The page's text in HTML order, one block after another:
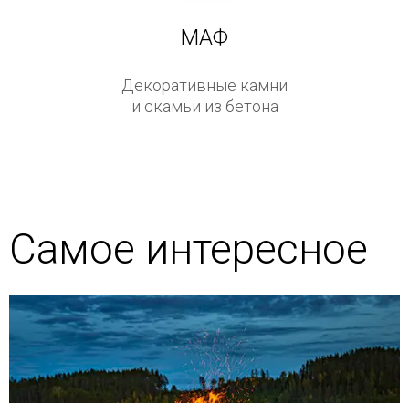
МАФ
Декоративные камни
и скамьи из бетона
Самое интересное